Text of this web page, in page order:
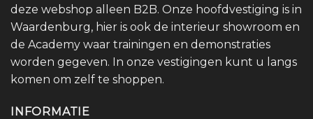
deze webshop alleen B2B. Onze hoofdvestiging is in
Waardenburg, hier is ook de interieur showroom en
de Academy waar trainingen en demonstraties
worden gegeven. In onze vestigingen kunt u langs
komen om zelf te shoppen.
INFORMATIE